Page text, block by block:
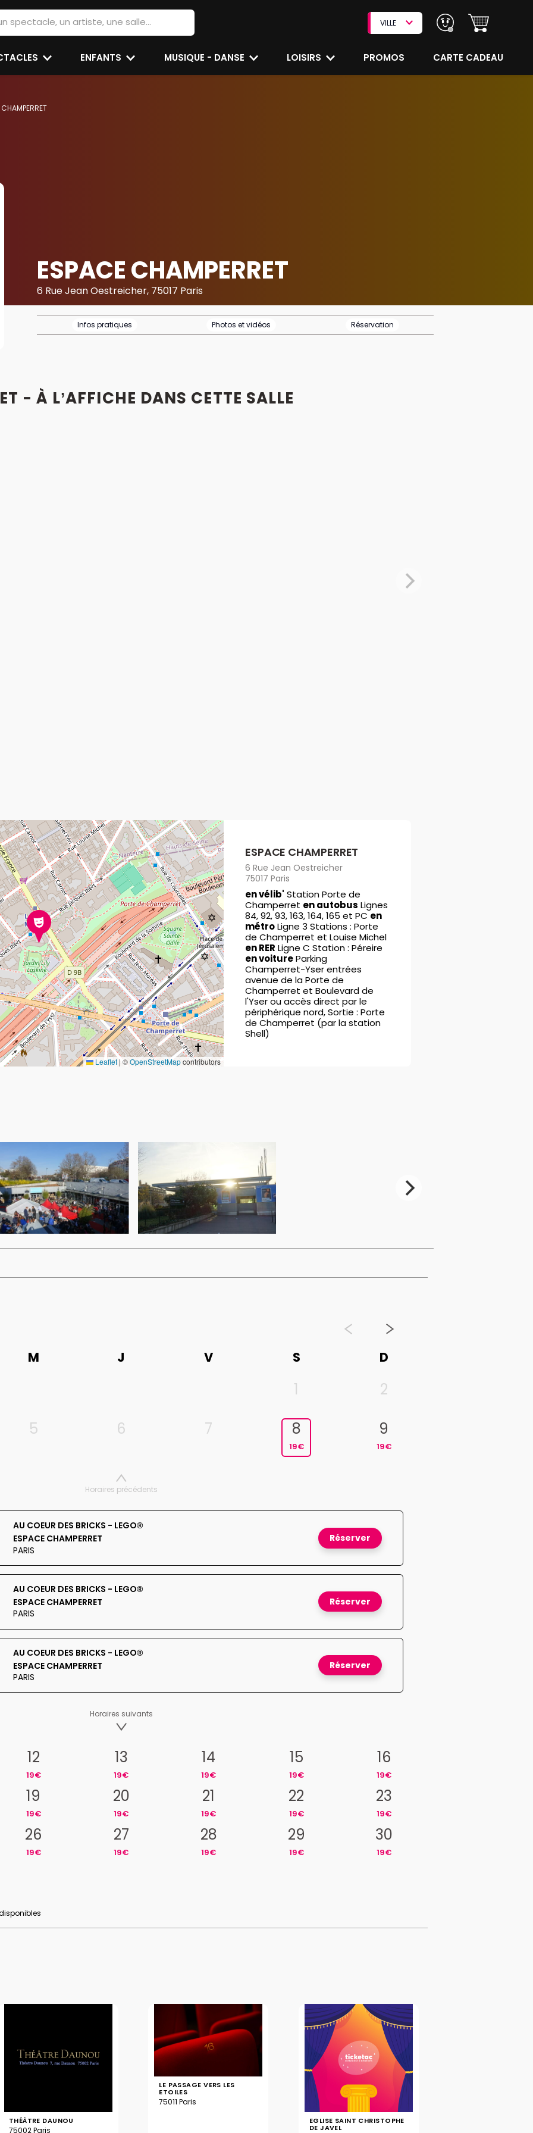
VILLE
ENFANTS MUSIQUE - DANSE LOISIRS PROMOS CARTE CADEAU
ESPACE CHAMPERRET
6 Rue Jean Oestreicher, 75017 Paris
Infos pratiques Photos et vidéos Réservation
- À L’AFFICHE DANS CETTE SALLE
Leaflet |©OpenStreetMapcontributors
ESPACE CHAMPERRET
6 Rue Jean Oestreicher
75017 Paris
en vélib' Station Porte de
Champerret en autobus Lignes
84, 92, 93, 163, 164, 165 et PC en
métroLigne 3 Stations : Porte
de Champerret et Louise Michel
en RER Ligne C Station : Péreire
en voitureParking
Champerret-Yser entrées
avenue de la Porte de
Champerret et Boulevard de
l'Yser ou accès direct par le
périphérique nord, Sortie : Porte
de Champerret (par la station
Shell)
M J V S D
1
2
5
6 7 8
19€
9
19€
Horaires précédents
AU COEUR DES BRICKS - LEGO®
ESPACE CHAMPERRET
PARIS
Réserver
AU COEUR DES BRICKS - LEGO®
ESPACE CHAMPERRET
PARIS
Réserver
AU COEUR DES BRICKS - LEGO®
ESPACE CHAMPERRET
PARIS
Réserver
Horaires suivants
12
19€
13
19€
14
19€
15
19€
16
19€
19
19€
20
19€
21
19€
22
19€
23
19€
26
19€
27
19€
28
19€
29
19€
30
19€
THÉÂTRE DAUNOU
75002 Paris
LE PASSAGE VERS LES
ETOILES
75011 Paris
EGLISE SAINT CHRISTOPHE
DE JAVEL